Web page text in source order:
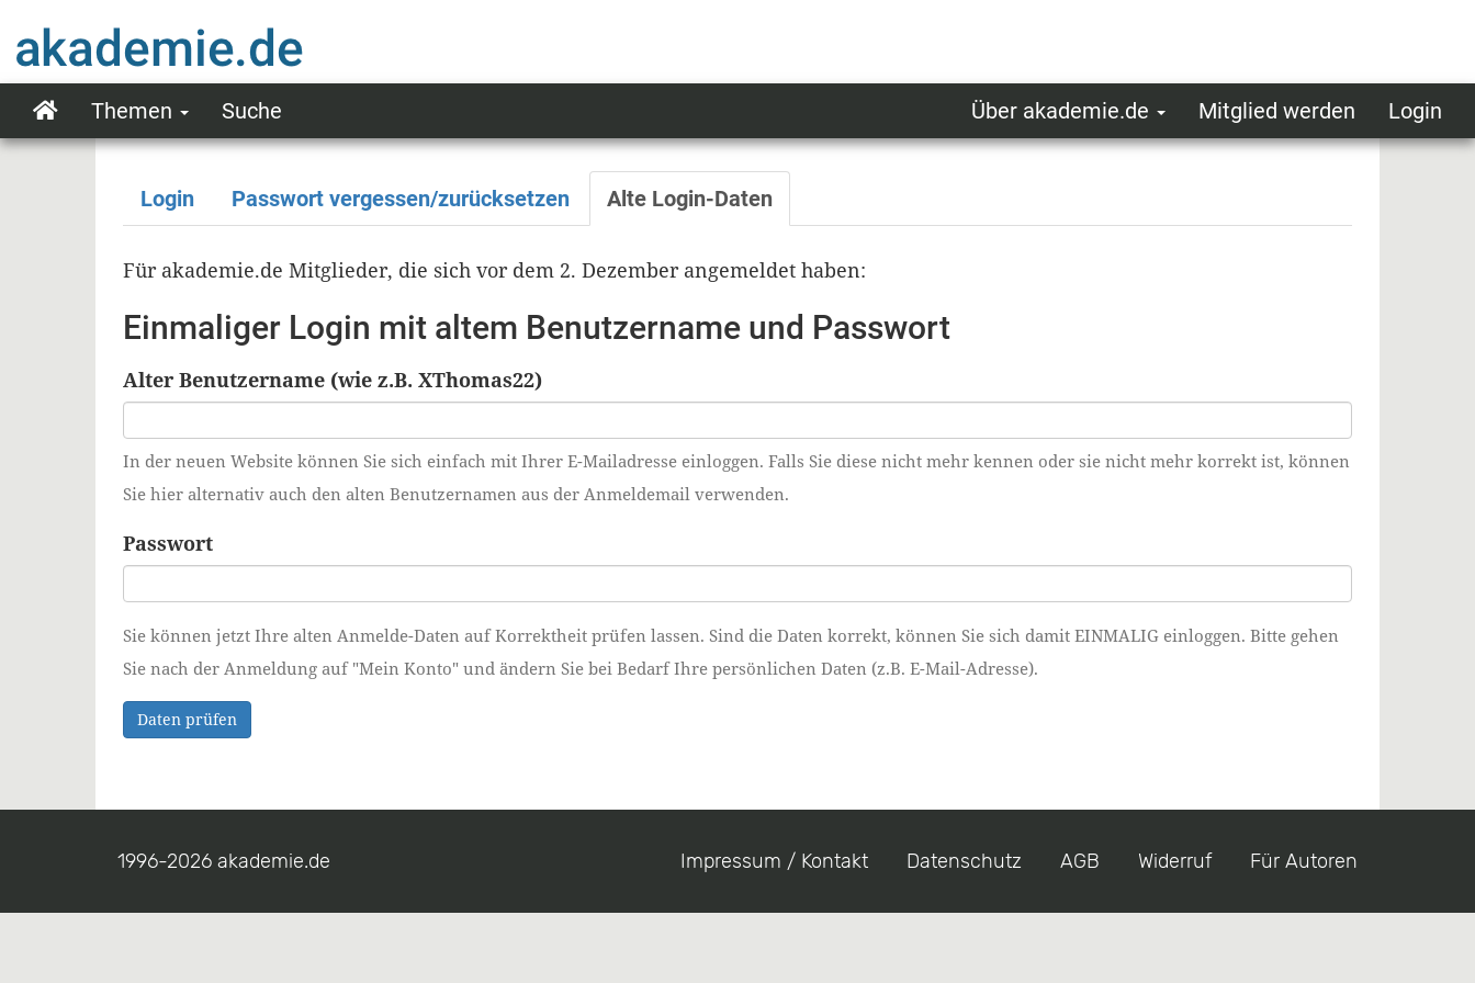
zum
Inhalt
Main
Themen Suche
User
Über akademie.de Mitglied werden Login
Primäre
Login Passwort vergessen/zurücksetzen Alte Login-Daten
Für akademie.de Mitglieder, die sich vor dem 2. Dezember angemeldet haben:
Einmaliger Login mit altem Benutzername und Passwort
Alter Benutzername (wie z.B. XThomas22)
In der neuen Website können Sie sich einfach mit Ihrer E-Mailadresse einloggen. Falls Sie diese nicht mehr kennen oder sie nicht mehr korrekt ist, können
Sie hier alternativ auch den alten Benutzernamen aus der Anmeldemail verwenden.
Passwort
Sie können jetzt Ihre alten Anmelde-Daten auf Korrektheit prüfen lassen. Sind die Daten korrekt, können Sie sich damit EINMALIG einloggen. Bitte gehen
Sie nach der Anmeldung auf "Mein Konto" und ändern Sie bei Bedarf Ihre persönlichen Daten (z.B. E-Mail-Adresse).
Daten prüfen
Footer
menu
Impressum / Kontakt Datenschutz AGB Widerruf Für Autoren
1996-2026 akademie.de